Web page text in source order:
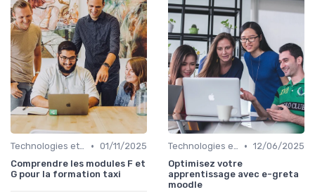
Technologies et informatique • 01/11/2025
Comprendre les modules F et
G pour la formation taxi
Technologies et informatique • 12/06/2025
Optimisez votre
apprentissage avec e-greta
moodle